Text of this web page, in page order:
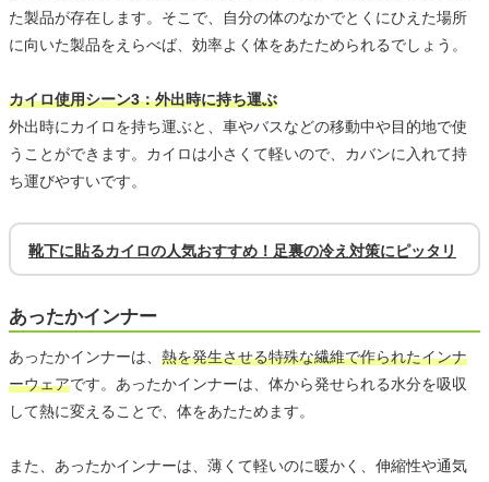
た製品が存在します。そこで、自分の体のなかでとくにひえた場所
に向いた製品をえらべば、効率よく体をあたためられるでしょう。
カイロ使用シーン3：外出時に持ち運ぶ
外出時にカイロを持ち運ぶと、車やバスなどの移動中や目的地で使
うことができます。カイロは小さくて軽いので、カバンに入れて持
ち運びやすいです。
靴下に貼るカイロの人気おすすめ！足裏の冷え対策にピッタリ
あったかインナー
あったかインナーは、 熱を発生させる特殊な繊維で作られたインナ
ーウェアです。あったかインナーは、体から発せられる水分を吸収
して熱に変えることで、体をあたためます。
また、あったかインナーは、薄くて軽いのに暖かく、伸縮性や通気